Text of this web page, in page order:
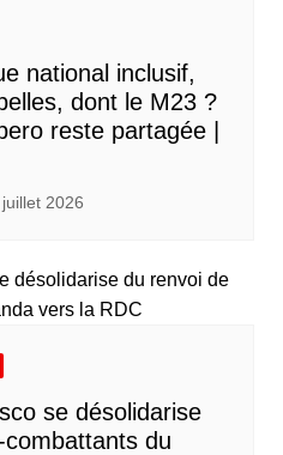
national inclusif,
dont le M23 ?
reste partagée |
2026
se désolidarise
du